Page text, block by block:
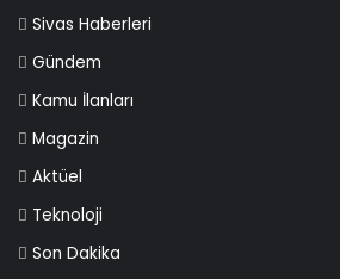
Sivas Haberleri
Gündem
Kamu İlanları
Magazin
Aktüel
Teknoloji
Son Dakika